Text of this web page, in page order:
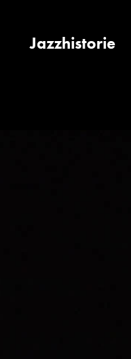
Jazzhistorie